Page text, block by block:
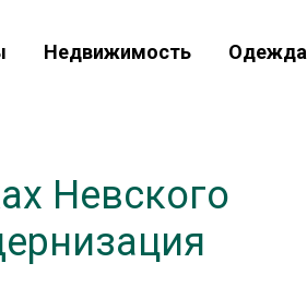
Недвижимость Одежда
Невского